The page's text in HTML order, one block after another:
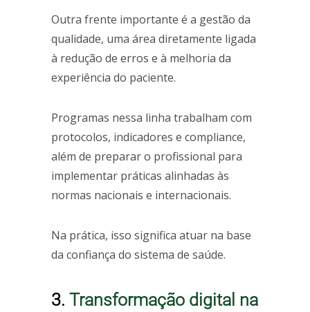
Outra frente importante é a gestão da
qualidade, uma área diretamente ligada
à redução de erros e à melhoria da
experiência do paciente.
Programas nessa linha trabalham com
protocolos, indicadores e compliance,
além de preparar o profissional para
implementar práticas alinhadas às
normas nacionais e internacionais.
Na prática, isso significa atuar na base
da confiança do sistema de saúde.
3. Transformação digital na